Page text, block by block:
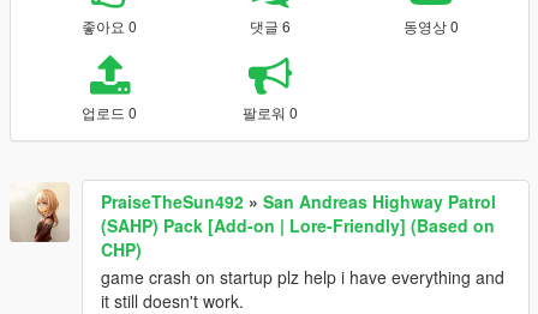
좋아요 0 댓글 6 동영상 0
업로드 0 팔로워 0
PraiseTheSun492 » San Andreas Highway Patrol
(SAHP) Pack [Add-on | Lore-Friendly] (Based on
CHP)
game crash on startup plz help i have everything and
it still doesn't work.